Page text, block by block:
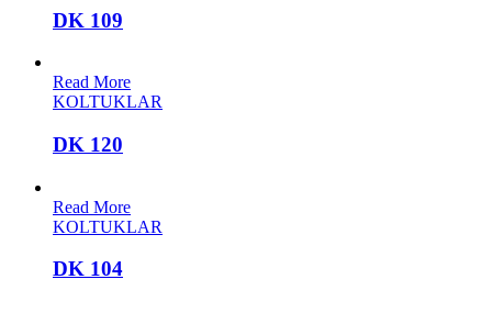
DK 109
Read More
KOLTUKLAR
DK 120
Read More
KOLTUKLAR
DK 104